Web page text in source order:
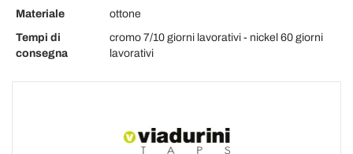
Materiale
ottone
Tempi di
consegna
cromo 7/10 giorni lavorativi - nickel 60 giorni
lavorativi